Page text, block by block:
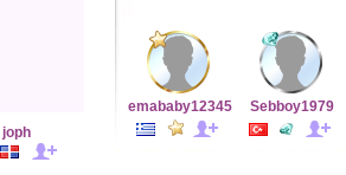
joph
emababy12345 Sebboy1979